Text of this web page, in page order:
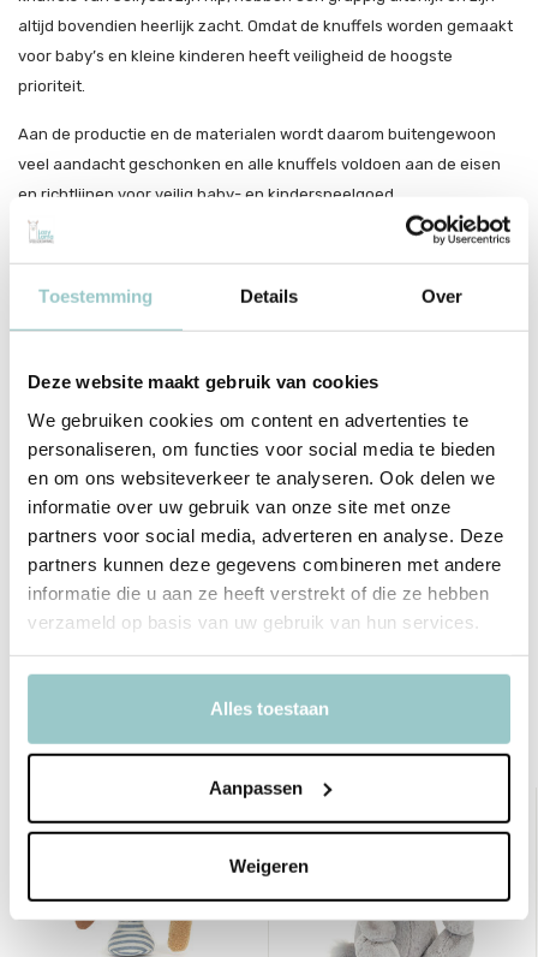
Toestemming Details Over
Deze website maakt gebruik van cookies
We gebruiken cookies om content en advertenties te
personaliseren, om functies voor social media te bieden
en om ons websiteverkeer te analyseren. Ook delen we
informatie over uw gebruik van onze site met onze
partners voor social media, adverteren en analyse. Deze
partners kunnen deze gegevens combineren met andere
informatie die u aan ze heeft verstrekt of die ze hebben
verzameld op basis van uw gebruik van hun services.
Alles toestaan
Aanpassen
Weigeren
altijd bovendien heerlijk zacht. Omdat de knuffels worden gemaakt
voor baby’s en kleine kinderen heeft veiligheid de hoogste
prioriteit.
Aan de productie en de materialen wordt daarom buitengewoon
veel aandacht geschonken en alle knuffels voldoen aan de eisen
en richtlijnen voor veilig baby- en kinderspeelgoed.
Maar ook op maatschappelijk vlak neemt Jellycat de nodige
Productspecificaties
SKU
EAN 670983156409
Merk Jellycat
Leeftijd vanaf 1 jaar
Toon meer
Delen
Bekijk ook deze must-haves